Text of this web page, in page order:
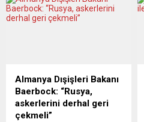
Almanya Dışişleri Bakanı
Baerbock: “Rusya,
askerlerini derhal geri
çekmeli”